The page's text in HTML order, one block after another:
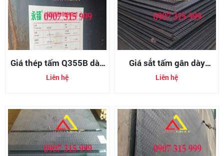
Giá thép tấm Q355B dày
4mm (4ly)
Liên hệ
Giá sắt tấm gân dày
20mm (tole gân chống
trượt 20li)
Liên hệ